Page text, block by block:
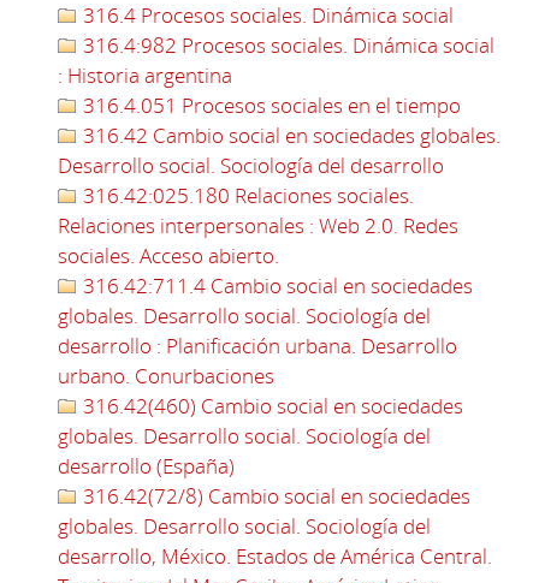
316.4 Procesos sociales. Dinámica social
316.4:982 Procesos sociales. Dinámica social
: Historia argentina
316.4.051 Procesos sociales en el tiempo
316.42 Cambio social en sociedades globales.
Desarrollo social. Sociología del desarrollo
316.42:025.180 Relaciones sociales.
Relaciones interpersonales : Web 2.0. Redes
sociales. Acceso abierto.
316.42:711.4 Cambio social en sociedades
globales. Desarrollo social. Sociología del
desarrollo : Planificación urbana. Desarrollo
urbano. Conurbaciones
316.42(460) Cambio social en sociedades
globales. Desarrollo social. Sociología del
desarrollo (España)
316.42(72/8) Cambio social en sociedades
globales. Desarrollo social. Sociología del
desarrollo, México. Estados de América Central.